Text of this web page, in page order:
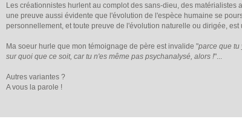
Les créationnistes hurlent au complot des sans-dieu, des
une preuve aussi évidente que l'évolution de l'espèce humaine se
personnellement, et toute preuve de l'évolution naturelle ou dirigée,
Ma soeur hurle que mon témoignage de père est invalide "parce que tu
sur quoi que ce soit, car tu n'es même pas psychanalysé, alors !"...
Autres variantes ?
A vous la parole !